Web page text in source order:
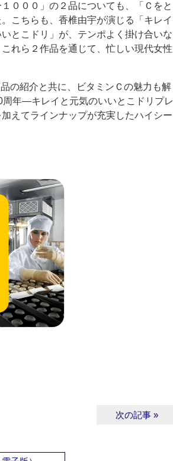
０００」の２品についても、「Ｃをと
こちらも、香椎由宇が演じる「キレイ
とこドリ」が、テンポよく掛け合いな
れら２作品を通じて、忙しい現代女性
の紹介と共に、ビタミンＣの魅力も解
年―キレイと元気のいいとこドリプレ
えてラインナップが充実したハイシー
次の記事 »